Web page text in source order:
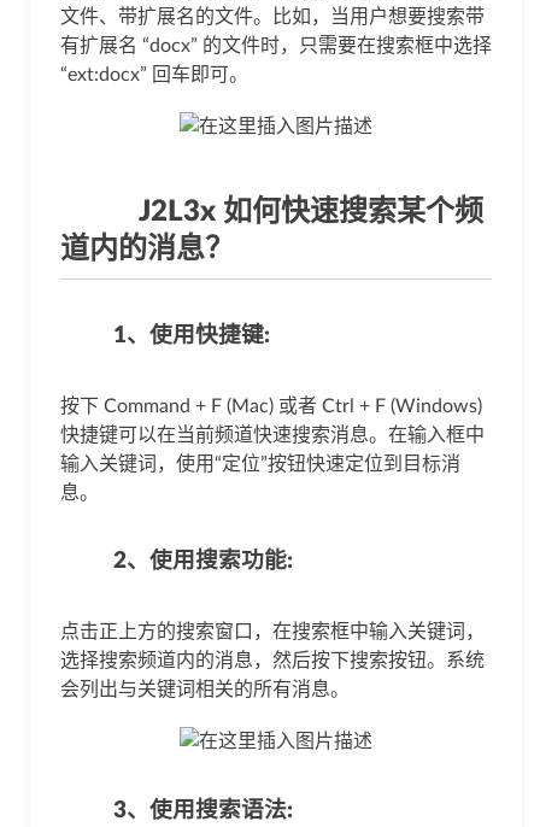
文件、带扩展名的文件。比如，当用户想要搜索带
有扩展名 “docx” 的文件时，只需要在搜索框中选择
“ext:docx” 回车即可。
J2L3x 如何快速搜索某个频
道内的消息？
1、使用快捷键:
按下 Command + F (Mac) 或者 Ctrl + F (Windows)
快捷键可以在当前频道快速搜索消息。在输入框中
输入关键词，使用“定位”按钮快速定位到目标消
息。
2、使用搜索功能:
点击正上方的搜索窗口，在搜索框中输入关键词，
选择搜索频道内的消息，然后按下搜索按钮。系统
会列出与关键词相关的所有消息。
3、使用搜索语法: